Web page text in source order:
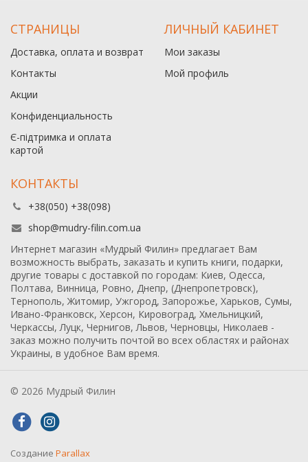
СТРАНИЦЫ
Доставка, оплата и возврат
Контакты
Акции
Конфиденциальность
Є-підтримка и оплата
картой
ЛИЧНЫЙ КАБИНЕТ
Мои заказы
Мой профиль
КОНТАКТЫ
+38(050) +38(098)
shop@mudry-filin.com.ua
Интернет магазин «Мудрый Филин» предлагает Вам
возможность выбрать, заказать и купить книги, подарки,
другие товары с доставкой по городам: Киев, Одесса,
Полтава, Винница, Ровно, Днепр, (Днепропетровск),
Тернополь, Житомир, Ужгород, Запорожье, Харьков, Сумы,
Ивано-Франковск, Херсон, Кировоград, Хмельницкий,
Черкассы, Луцк, Чернигов, Львов, Черновцы, Николаев -
заказ можно получить почтой во всех областях и районах
Украины, в удобное Вам время.
© 2026 Мудрый Филин
Создание Parallax